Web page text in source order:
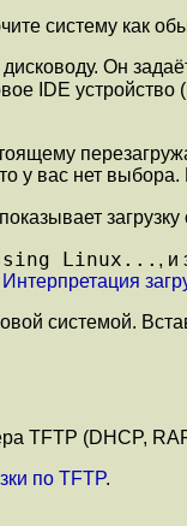
систему как
Он
IDE устройство
вас нет
Linux... , и
Интерпретация
системой.
TFTP (DHCP,
по TFTP.